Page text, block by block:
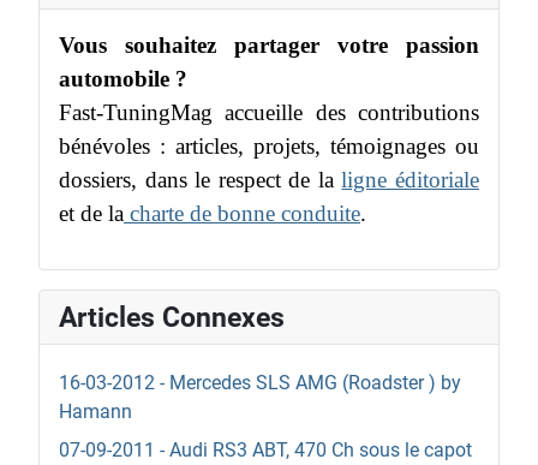
Vous souhaitez partager votre passion
automobile ?
Fast-TuningMag accueille des contributions
bénévoles : articles, projets, témoignages ou
dossiers, dans le respect de laligne éditoriale
et de la charte de bonne conduite.
Articles Connexes
16-03-2012 - Mercedes SLS AMG (Roadster ) by
Hamann
07-09-2011 - Audi RS3 ABT, 470 Ch sous le capot